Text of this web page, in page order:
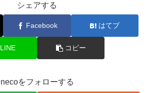
シェアする
Facebook はてブ
LINE コピー
necoをフォローする